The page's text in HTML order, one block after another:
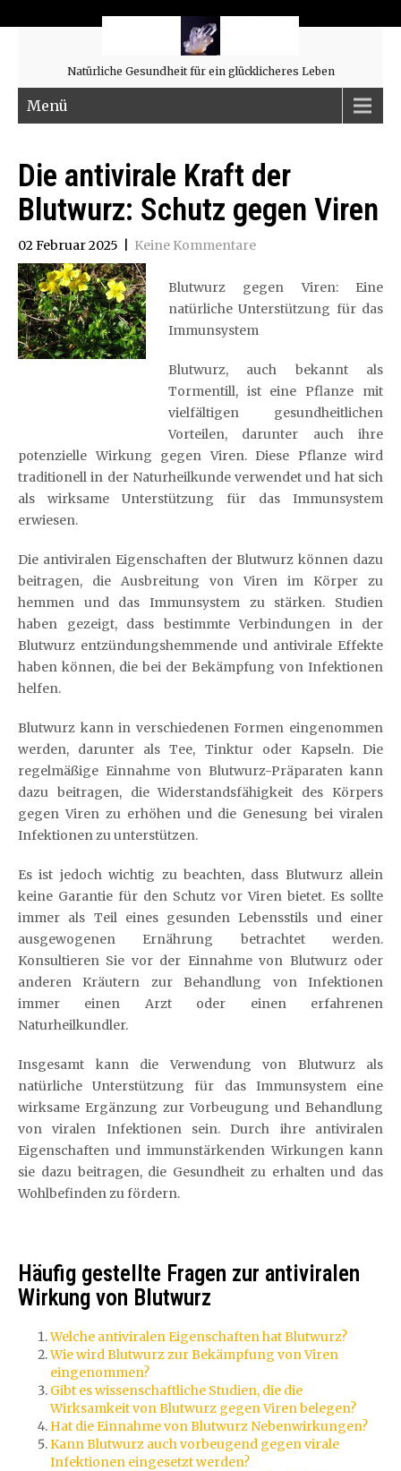
Natürliche Gesundheit für ein glücklicheres Leben
Menü
Die antivirale Kraft der
Blutwurz: Schutz gegen Viren
02 Februar 2025 Keine Kommentare
Blutwurz gegen Viren: Eine
natürliche Unterstützung für das
Immunsystem
Blutwurz, auch bekannt als
Tormentill, ist eine Pflanze mit
vielfältigen gesundheitlichen
Vorteilen, darunter auch ihre
potenzielle Wirkung gegen Viren. Diese Pflanze wird
traditionell in der Naturheilkunde verwendet und hat sich
als wirksame Unterstützung für das Immunsystem
erwiesen.
Die antiviralen Eigenschaften der Blutwurz können dazu
beitragen, die Ausbreitung von Viren im Körper zu
hemmen und das Immunsystem zu stärken. Studien
haben gezeigt, dass bestimmte Verbindungen in der
Blutwurz entzündungshemmende und antivirale Effekte
haben können, die bei der Bekämpfung von Infektionen
helfen.
Blutwurz kann in verschiedenen Formen eingenommen
werden, darunter als Tee, Tinktur oder Kapseln. Die
regelmäßige Einnahme von Blutwurz-Präparaten kann
dazu beitragen, die Widerstandsfähigkeit des Körpers
gegen Viren zu erhöhen und die Genesung bei viralen
Infektionen zu unterstützen.
Es ist jedoch wichtig zu beachten, dass Blutwurz allein
keine Garantie für den Schutz vor Viren bietet. Es sollte
immer als Teil eines gesunden Lebensstils und einer
ausgewogenen Ernährung betrachtet werden.
Konsultieren Sie vor der Einnahme von Blutwurz oder
anderen Kräutern zur Behandlung von Infektionen
immer einen Arzt oder einen erfahrenen
Naturheilkundler.
Insgesamt kann die Verwendung von Blutwurz als
natürliche Unterstützung für das Immunsystem eine
wirksame Ergänzung zur Vorbeugung und Behandlung
von viralen Infektionen sein. Durch ihre antiviralen
Eigenschaften und immunstärkenden Wirkungen kann
sie dazu beitragen, die Gesundheit zu erhalten und das
Wohlbefinden zu fördern.
Häufig gestellte Fragen zur antiviralen
Wirkung von Blutwurz
Welche antiviralen Eigenschaften hat Blutwurz?
Wie wird Blutwurz zur Bekämpfung von Viren
eingenommen?
Gibt es wissenschaftliche Studien, die die
Wirksamkeit von Blutwurz gegen Viren belegen?
Hat die Einnahme von Blutwurz Nebenwirkungen?
Kann Blutwurz auch vorbeugend gegen virale
Infektionen eingesetzt werden?